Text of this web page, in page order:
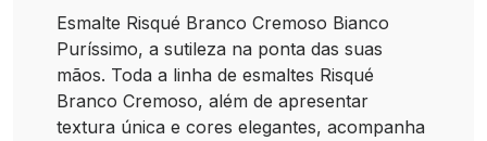
Esmalte Risqué Branco Cremoso Bianco
Puríssimo, a sutileza na ponta das suas
mãos. Toda a linha de esmaltes Risqué
Branco Cremoso, além de apresentar
textura única e cores elegantes, acompanha